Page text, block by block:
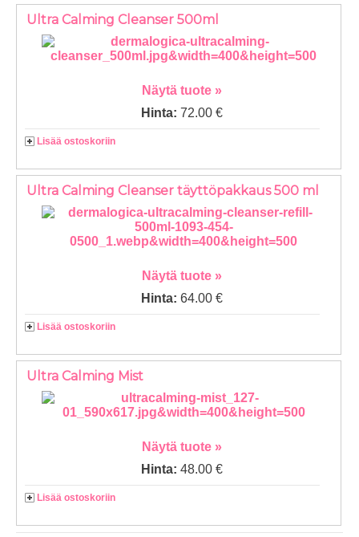
Ultra Calming Cleanser 500ml
Näytä tuote »
Hinta:72.00 €
Lisää ostoskoriin
Ultra Calming Cleanser täyttöpakkaus 500 ml
Näytä tuote »
Hinta:64.00 €
Lisää ostoskoriin
Ultra Calming Mist
Näytä tuote »
Hinta:48.00 €
Lisää ostoskoriin